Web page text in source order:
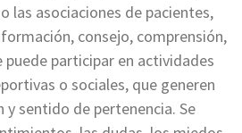
las asociaciones de pacientes,
consejo, comprensión,
puede participar en actividades
o sociales, que generen
sentido de pertenencia. Se